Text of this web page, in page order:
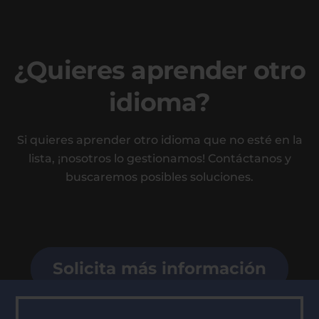
¿Quieres aprender otro
idioma?
Si quieres aprender otro idioma que no esté en la
lista, ¡nosotros lo gestionamos! Contáctanos y
buscaremos posibles soluciones.
Solicita más información